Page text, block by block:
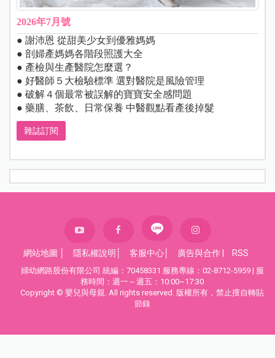
2026年7月號
● 謝沛恩 從甜美少女到優雅媽媽
● 剖婦產媽媽各階段照護大全
● 產檢與生產醫院怎麼選？
● 好醫師５大檢驗標準 選對醫院是風險管理
● 破解４個最常被誤解的寶寶安全感問題
● 藥膳、茶飲、日常保養 中醫觀點看產後掉髮
雜誌訂閱
網站地圖 隱私權說明 客服中心 廣告與合作 RSS
婦幼網路股份有限公司 統編：70458331 服務專線：02-8712-5959 | 服
務時間：週一～週五：10:00~17:30
Copyright © 嬰兒與母親. All rights reserved. 版權所有，禁止擅自轉貼
節錄